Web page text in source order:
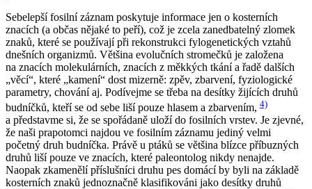
Sebelepší fosilní záznam poskytuje informace jen o kosterních
znacích (a občas nějaké to peří), což je zcela zanedbatelný zlomek
znaků, které se používají při rekonstrukci fylogenetických vztahů
dnešních organizmů. Většina evolučních stromečků je založena
na znacích molekulárních, znacích z měkkých tkání a řadě dalších
„věcí“, které „kamení“ dost mizerně: zpěv, zbarvení, fyziologické
parametry, chování aj. Podívejme se třeba na desítky žijících druhů
budníčků, kteří se od sebe liší pouze hlasem a zbarvením, 4)
a představme si, že se spořádaně uloží do fosilních vrstev. Je zjevné,
že naši prapotomci najdou ve fosilním záznamu jediný velmi
početný druh budníčka. Právě u ptáků se většina blízce příbuzných
druhů liší pouze ve znacích, které paleontolog nikdy nenajde.
Naopak zkamenělí příslušníci druhu pes domácí by byli na základě
kosterních znaků jednoznačně klasifikováni jako desítky druhů